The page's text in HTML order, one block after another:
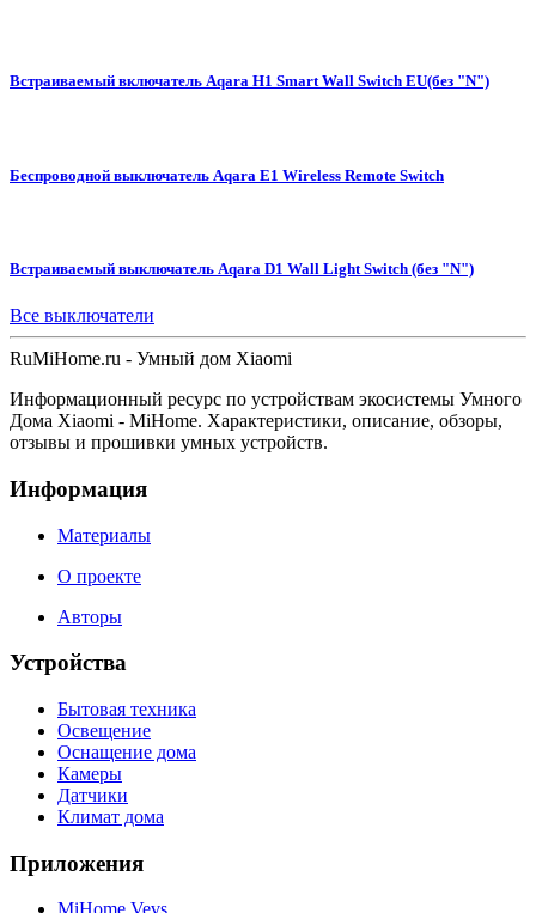
Встраиваемый включатель Aqara H1 Smart Wall Switch EU(без "N")
Беспроводной выключатель Aqara E1 Wireless Remote Switch
Встраиваемый выключатель Aqara D1 Wall Light Switch (без "N")
Все выключатели
RuMiHome.ru - Умный дом Xiaomi
Информационный ресурс по устройствам экосистемы Умного
Дома Xiaomi - MiHome. Характеристики, описание, обзоры,
отзывы и прошивки умных устройств.
Информация
Материалы
О проекте
Авторы
Устройства
Бытовая техника
Освещение
Оснащение дома
Камеры
Датчики
Климат дома
Приложения